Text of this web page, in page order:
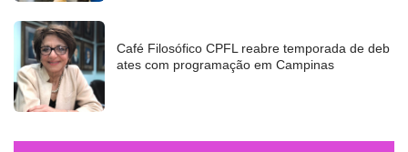
Café Filosófico CPFL reabre temporada de deb
ates com programação em Campinas